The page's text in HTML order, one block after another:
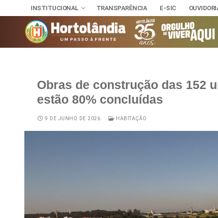
INSTITUCIONAL TRANSPARÊNCIA E-SIC
INSTITUCIONAL
Esporte e
Notícias
DIÁRIO OFICIAL
Obras de construção das 152
estão 80% concluídas
9 DE JUNHO DE 2026 HABITAÇÃO